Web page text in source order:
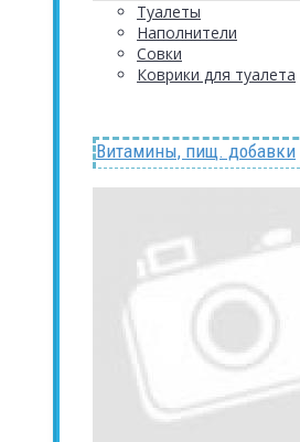
Туалеты
Наполнители
Совки
Коврики для туалета
Витамины, пищ. добавки